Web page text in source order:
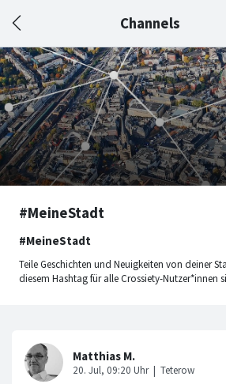
Channels
#MeineStadt
#MeineStadt
Teile Geschichten und Neuigkeiten von deiner
diesem Hashtag für alle Crossiety-Nutzer*innen